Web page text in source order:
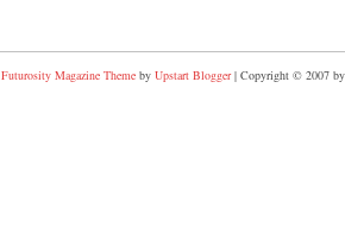
Futurosity Magazine Theme by Upstart Blogger| Copyright © 2007 by